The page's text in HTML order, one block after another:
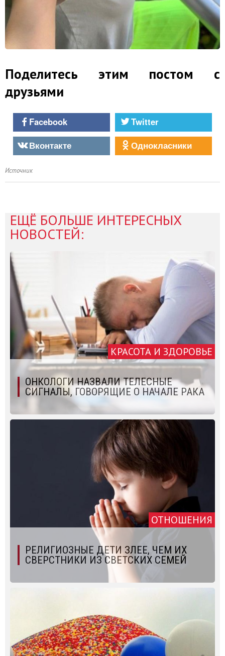
Поделитесь этим постом с
друзьями
Facebook
Twitter
Вконтакте
Однокласники
Источник
ЕЩЁ БОЛЬШЕ ИНТЕРЕСНЫХ
НОВОСТЕЙ:
КРАСОТА И ЗДОРОВЬЕ
ОНКОЛОГИ НАЗВАЛИ ТЕЛЕСНЫЕ
СИГНАЛЫ, ГОВОРЯЩИЕ О НАЧАЛЕ РАКА
ОТНОШЕНИЯ
РЕЛИГИОЗНЫЕ ДЕТИ ЗЛЕЕ, ЧЕМ ИХ
СВЕРСТНИКИ ИЗ СВЕТСКИХ СЕМЕЙ